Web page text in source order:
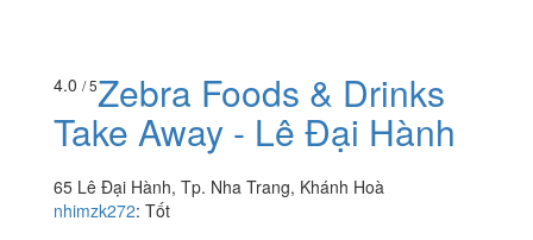
4.0 / 5Zebra Foods & Drinks
Take Away - Lê Đại Hành
65 Lê Đại Hành, Tp. Nha Trang, Khánh Hoà
nhimzk272: Tốt